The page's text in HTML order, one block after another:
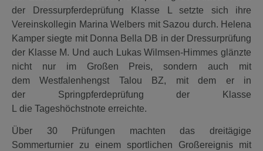
der Dressurpferdeprüfung Klasse L setzte sich ihre
Vereinskollegin Marina Welbers mit Sazou durch. Helena
Kamper siegte mit Donna Bella DB in der Dressurprüfung
der Klasse M. Und auch Lukas Wilmsen-Himmes glänzte
nicht nur im Großen Preis, sondern auch mit
dem Westfalenhengst Talou BZ, mit dem er in
der Springpferdeprüfung der Klasse
L die Tageshöchstnote erreichte.
Über 30 Prüfungen machten das dreitägige
Sommerturnier zu einem sportlichen Großereignis mit